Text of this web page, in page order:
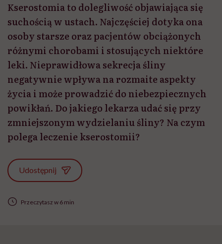
Kserostomia to dolegliwość objawiająca się
suchością w ustach. Najczęściej dotyka ona
osoby starsze oraz pacjentów obciążonych
różnymi chorobami i stosujących niektóre
leki. Nieprawidłowa sekrecja śliny
negatywnie wpływa na rozmaite aspekty
życia i może prowadzić do niebezpiecznych
powikłań. Do jakiego lekarza udać się przy
zmniejszonym wydzielaniu śliny? Na czym
polega leczenie kserostomii?
Udostępnij
Przeczytasz w 6 min